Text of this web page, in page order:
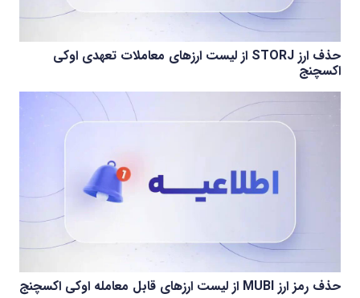
حذف ارز STORJ از لیست ارزهای معاملات تعهدی اوکی
اکسچنج
حذف رمز ارز MUBI از لیست ارزهای قابل معامله اوکی اکسچنج